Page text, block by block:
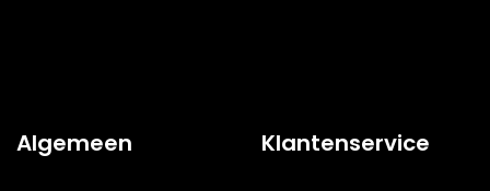
Algemeen Klantenservice